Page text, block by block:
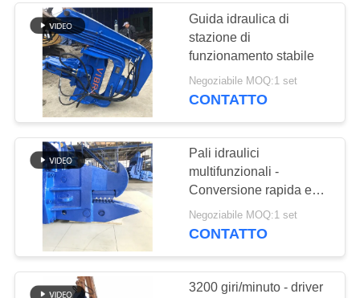
MAPPA
DEL
SITO
PRIVACY
POLICY
Guida idraulica di
stazione di
funzionamento stabile
Negoziabile MOQ:1 set
CONTATTO
Pali idraulici
multifunzionali -
Conversione rapida ed
elevata efficienza di
palificazione
Negoziabile MOQ:1 set
CONTATTO
3200 giri/minuto - driver